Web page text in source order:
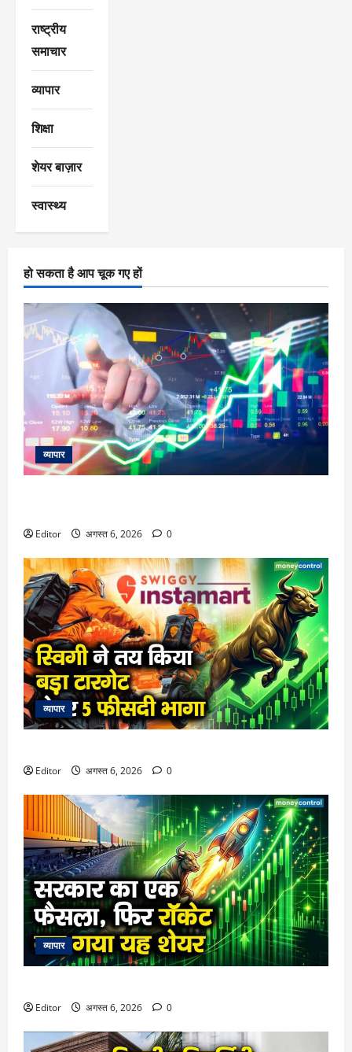
राष्ट्रीय
समाचार
व्यापार
शिक्षा
शेयर बाज़ार
स्वास्थ्य
हो सकता है आप चूक गए हों
व्यापार
Editor अगस्त 6, 2026 0
व्यापार
Editor अगस्त 6, 2026 0
व्यापार
Editor अगस्त 6, 2026 0